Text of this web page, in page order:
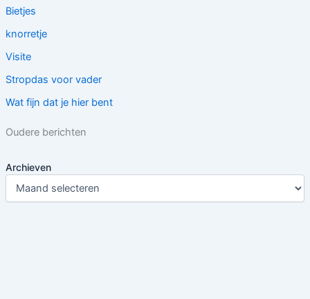
Bietjes
knorretje
Visite
Stropdas voor vader
Wat fijn dat je hier bent
Oudere berichten
Archieven